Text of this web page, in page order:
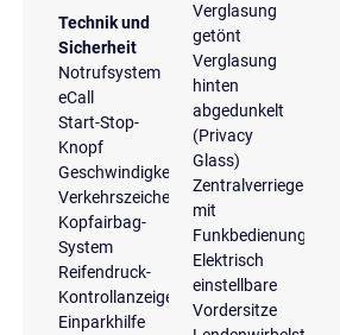
Technik und
Sicherheit
Notrufsystem
eCall
Start-Stop-
Knopf
Geschwindigkeitsregelanlage
Verkehrszeichenerkennung
Kopfairbag-
System
Reifendruck-
Kontrollanzeige
Einparkhilfe
Verglasung
getönt
Verglasung
hinten
abgedunkelt
(Privacy
Glass)
Zentralverriegelung
mit
Funkbedienung
Elektrisch
einstellbare
Vordersitze